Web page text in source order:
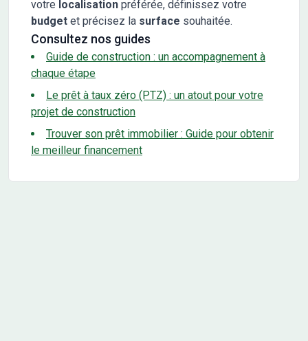
votre localisation préférée, définissez votre
budget et précisez la surface souhaitée.
Consultez nos guides
Guide de construction : un accompagnement à
chaque étape
Le prêt à taux zéro (PTZ) : un atout pour votre
projet de construction
Trouver son prêt immobilier : Guide pour obtenir
le meilleur financement